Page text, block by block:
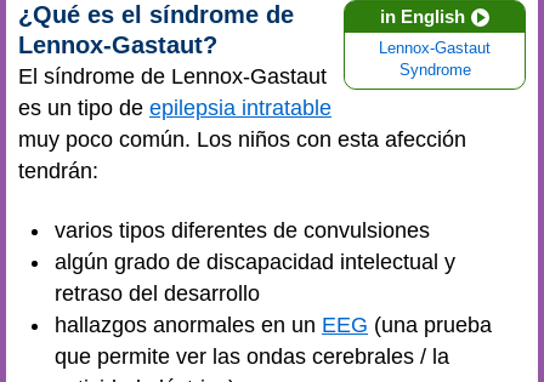
in English
Lennox-Gastaut
Syndrome
¿Qué es el síndrome de
Lennox-Gastaut?
El síndrome de Lennox-Gastaut
es un tipo de epilepsia intratable
muy poco común. Los niños con esta afección
tendrán:
varios tipos diferentes de convulsiones
algún grado de discapacidad intelectual y
retraso del desarrollo
hallazgos anormales en un EEG (una prueba
que permite ver las ondas cerebrales / la